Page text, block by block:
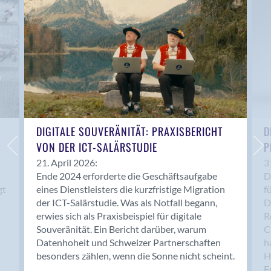
Anwil
Appenzell
Au SG
Baar
Baden
Balsthal
Balzers
Basel
Bassersdorf
Belp
Bendern
Benken (SG)
Bergdietikon
Berlin
Bern
Bern - Liebefeld
DIGITALE SOUVERÄNITÄT: PRAXISBERICHT
VON DER ICT-SALÄRSTUDIE
21. April 2026:
Ende 2024 erforderte die Geschäftsaufgabe
eines Dienstleisters die kurzfristige Migration
der ICT-Salärstudie. Was als Notfall begann,
erwies sich als Praxisbeispiel für digitale
Souveränität. Ein Bericht darüber, warum
Datenhoheit und Schweizer Partnerschaften
besonders zählen, wenn die Sonne nicht scheint.